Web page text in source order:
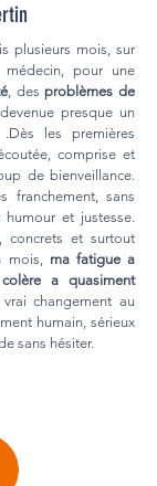
plusieurs mois, sur
pour une
, desproblèmes de
devenue presque un
les premières
comprise et
de bienveillance.
franchement, sans
et justesse.
concrets et surtout
mois, ma fatigue a
a quasiment
changement au
humain, sérieux
sans hésiter.